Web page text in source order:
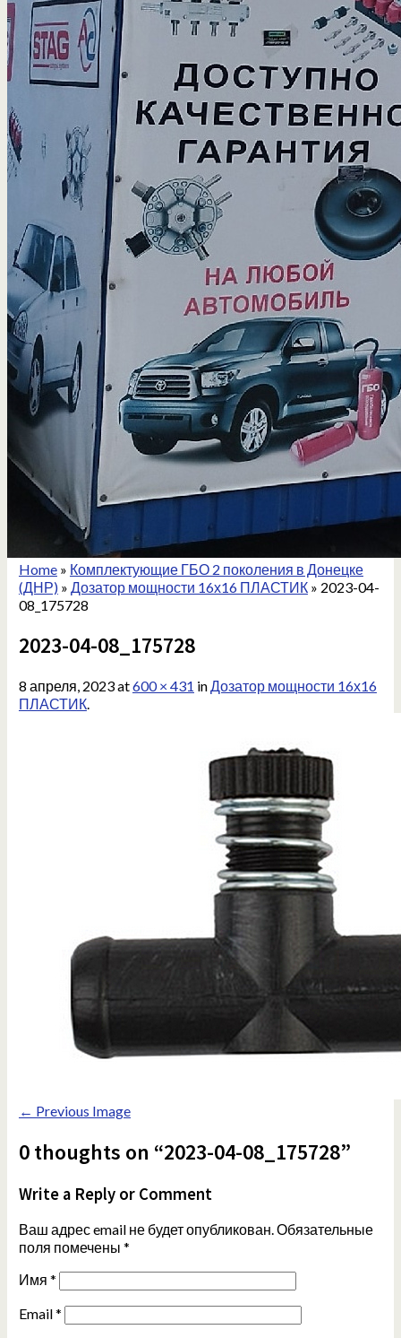
Home» Комплектующие ГБО 2 поколения в Донецке
(ДНР)» Дозатор мощности 16х16 ПЛАСТИК» 2023-04-
08_175728
2023-04-08_175728
8 апреля, 2023at600 × 431 inДозатор мощности 16х16
ПЛАСТИК.
← Previous Image
0 thoughts on “2023-04-08_175728”
Write a Reply or Comment
Ваш адрес email не будет опубликован.Обязательные
поля помечены *
Имя *
Email*